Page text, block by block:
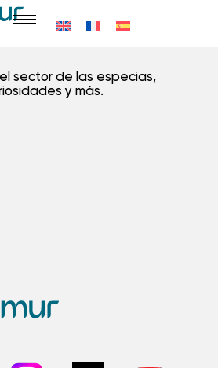
sector de las especias,
y más.